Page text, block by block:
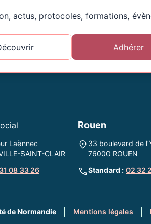
actus, protocoles, formations,
Adhérer
Laënnec
SAINT-CLAIR
08 33 26
Rouen
33 boulevard de
76000 ROUEN
Standard : 02 32
de Normandie Mentions légales